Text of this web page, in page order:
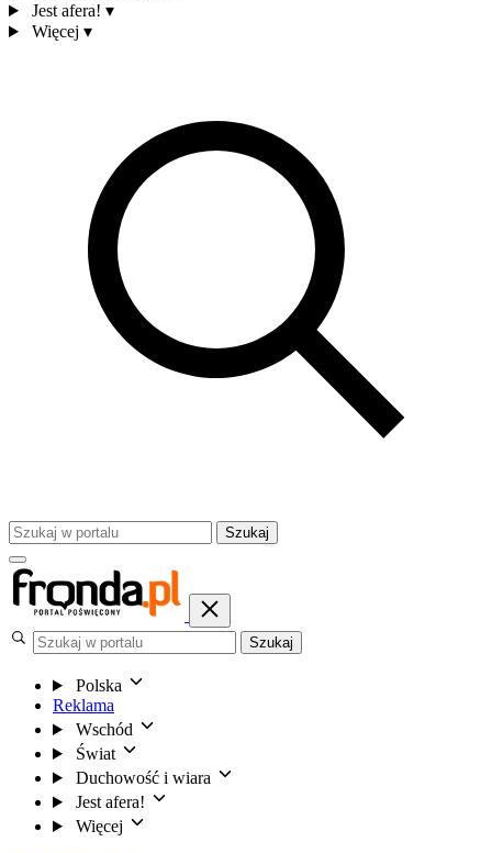
Jest afera! ▾
Więcej ▾
Szukaj
Szukaj
Polska
Reklama
Wschód
Świat
Duchowość i wiara
Jest afera!
Więcej